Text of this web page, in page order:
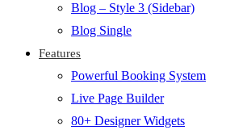
Blog – Style 3 (Sidebar)
Blog Single
Features
Powerful Booking System
Live Page Builder
80+ Designer Widgets